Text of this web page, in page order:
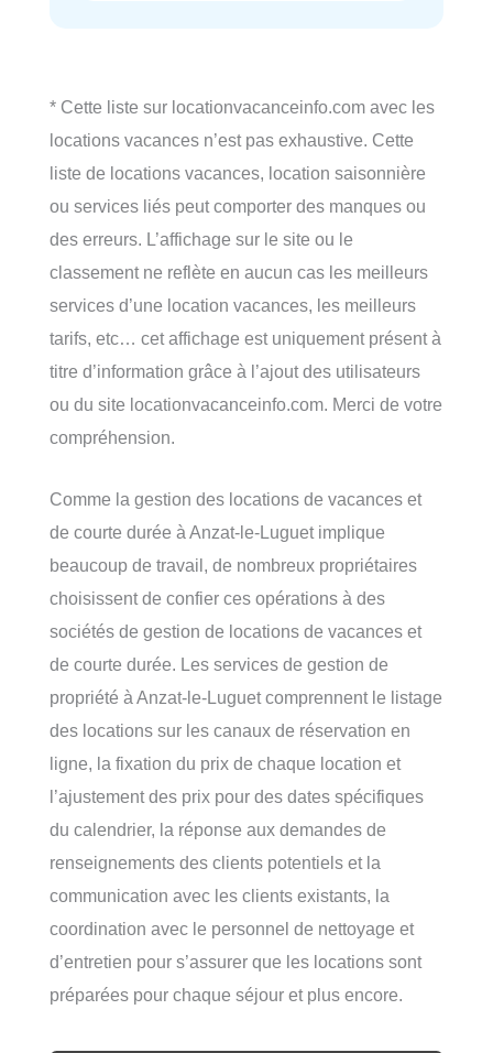
* Cette liste sur locationvacanceinfo.com avec les
locations vacances n’est pas exhaustive. Cette
liste de locations vacances, location saisonnière
ou services liés peut comporter des manques ou
des erreurs. L’affichage sur le site ou le
classement ne reflète en aucun cas les meilleurs
services d’une location vacances, les meilleurs
tarifs, etc… cet affichage est uniquement présent à
titre d’information grâce à l’ajout des utilisateurs
ou du site locationvacanceinfo.com. Merci de votre
compréhension.
Comme la gestion des locations de vacances et
de courte durée à Anzat-le-Luguet implique
beaucoup de travail, de nombreux propriétaires
choisissent de confier ces opérations à des
sociétés de gestion de locations de vacances et
de courte durée. Les services de gestion de
propriété à Anzat-le-Luguet comprennent le listage
des locations sur les canaux de réservation en
ligne, la fixation du prix de chaque location et
l’ajustement des prix pour des dates spécifiques
du calendrier, la réponse aux demandes de
renseignements des clients potentiels et la
communication avec les clients existants, la
coordination avec le personnel de nettoyage et
d’entretien pour s’assurer que les locations sont
préparées pour chaque séjour et plus encore.